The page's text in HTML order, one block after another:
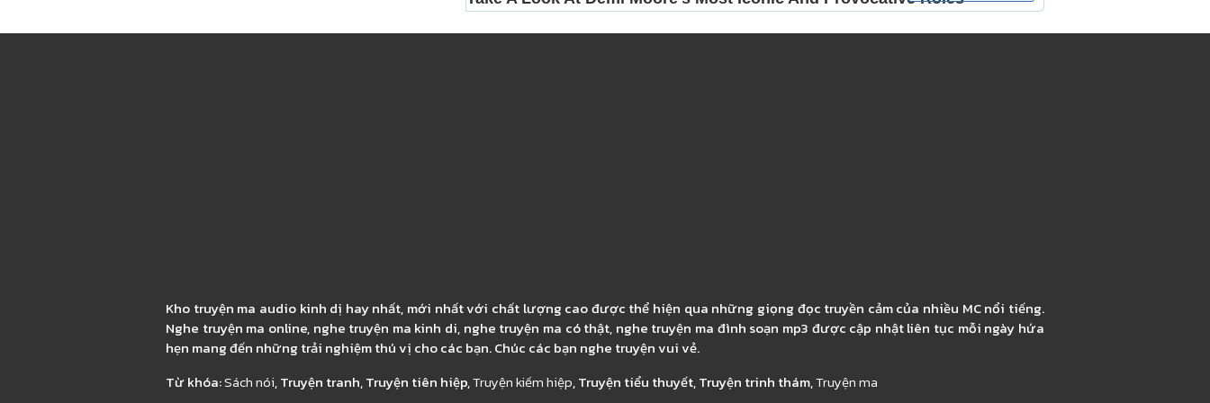
Kho truyện ma audio kinh dị hay nhất, mới nhất với chất lượng cao được thể hiện qua những giọng đọc truyền cảm của nhiều MC nổi tiếng.
Nghe truyện ma online, nghe truyện ma kinh di, nghe truyện ma có thật, nghe truyện ma đình soạn mp3 được cập nhật liên tục mỗi ngày hứa
hẹn mang đến những trải nghiệm thú vị cho các bạn. Chúc các bạn nghe truyện vui vẻ.
Từ khóa:Sách nói, Truyện tranh, Truyện tiên hiệp,Truyện kiếm hiệp, Truyện tiểu thuyết, Truyện trinh thám,Truyện ma